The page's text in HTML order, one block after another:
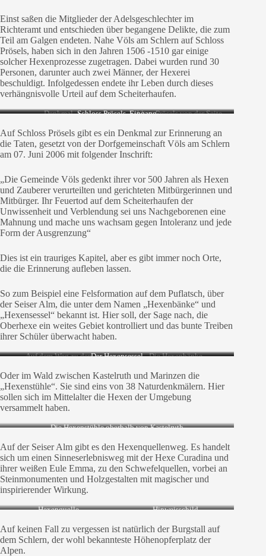
Einst saßen die Mitglieder der Adelsgeschlechter im
Richteramt und entschieden über begangene Delikte, die zum
Teil am Galgen endeten. Nahe Völs am Schlern auf Schloss
Prösels, haben sich in den Jahren 1506 -1510 gar einige
solcher Hexenprozesse zugetragen. Dabei wurden rund 30
Personen, darunter auch zwei Männer, der Hexerei
beschuldigt. Infolgedessen endete ihr Leben durch dieses
verhängnisvolle Urteil auf dem Scheiterhaufen.
Denkmal Schloss Prösels von der Seite
Schloss Prösels, Eingang
Auf Schloss Prösels gibt es ein Denkmal zur Erinnerung an
die Taten, gesetzt von der Dorfgemeinschaft Völs am Schlern
am 07. Juni 2006 mit folgender Inschrift:
„Die Gemeinde Völs gedenkt ihrer vor 500 Jahren als Hexen
und Zauberer verurteilten und gerichteten Mitbürgerinnen und
Mitbürger. Ihr Feuertod auf dem Scheiterhaufen der
Unwissenheit und Verblendung sei uns Nachgeborenen eine
Mahnung und mache uns wachsam gegen Intoleranz und jede
Form der Ausgrenzung“
Dies ist ein trauriges Kapitel, aber es gibt immer noch Orte,
die die Erinnerung aufleben lassen.
So zum Beispiel eine Felsformation auf dem Puflatsch, über
der Seiser Alm, die unter dem Namen „Hexenbänke“ und
„Hexensessel“ bekannt ist. Hier soll, der Sage nach, die
Oberhexe ein weites Gebiet kontrolliert und das bunte Treiben
ihrer Schüler überwacht haben.
Auf dem Weg zu den
Die Hexenbänke
Der Hexensessel
Oder im Wald zwischen Kastelruth und Marinzen die
„Hexenstühle“. Sie sind eins von 38 Naturdenkmälern. Hier
sollen sich im Mittelalter die Hexen der Umgebung
versammelt haben.
Die Hexenstühle oberhalb von Kastelruth
Auf der Seiser Alm gibt es den Hexenquellenweg. Es handelt
sich um einen Sinneserlebnisweg mit der Hexe Curadina und
ihrer weißen Eule Emma, zu den Schwefelquellen, vorbei an
Steinmonumenten und Holzgestalten mit magischer und
inspirierender Wirkung.
Hexenquelle Hinweisschild
Auf keinen Fall zu vergessen ist natürlich der Burgstall auf
dem Schlern, der wohl bekannteste Höhenopferplatz der
Alpen.